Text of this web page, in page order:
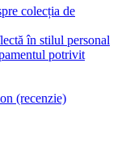
colecția de
în stilul personal
potrivit
(recenzie)